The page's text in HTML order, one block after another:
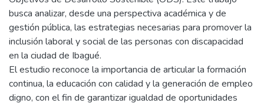
busca analizar, desde una perspectiva académica y de
gestión pública, las estrategias necesarias para promover la
inclusión laboral y social de las personas con discapacidad
en la ciudad de Ibagué.
El estudio reconoce la importancia de articular la formación
continua, la educación con calidad y la generación de empleo
digno, con el fin de garantizar igualdad de oportunidades